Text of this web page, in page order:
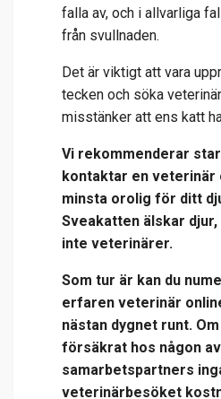
falla av, och i allvarliga
från svullnaden.
Det är viktigt att vara
tecken och söka
misstänker att ens katt
Vi rekommenderar
kontaktar en veterinär
minsta orolig för ditt
Sveakatten älskar
inte veterinärer.
Som tur är kan du
erfaren veterinär
nästan dygnet runt.
försäkrat hos någon
samarbetspartners
veterinärbesöket